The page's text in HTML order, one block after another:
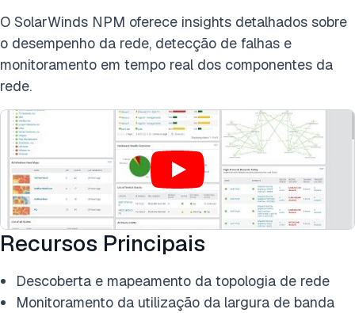
O SolarWinds NPM oferece insights detalhados sobre
o desempenho da rede, detecção de falhas e
monitoramento em tempo real dos componentes da
rede.
Recursos Principais
Descoberta e mapeamento da topologia de rede
Monitoramento da utilização da largura de banda